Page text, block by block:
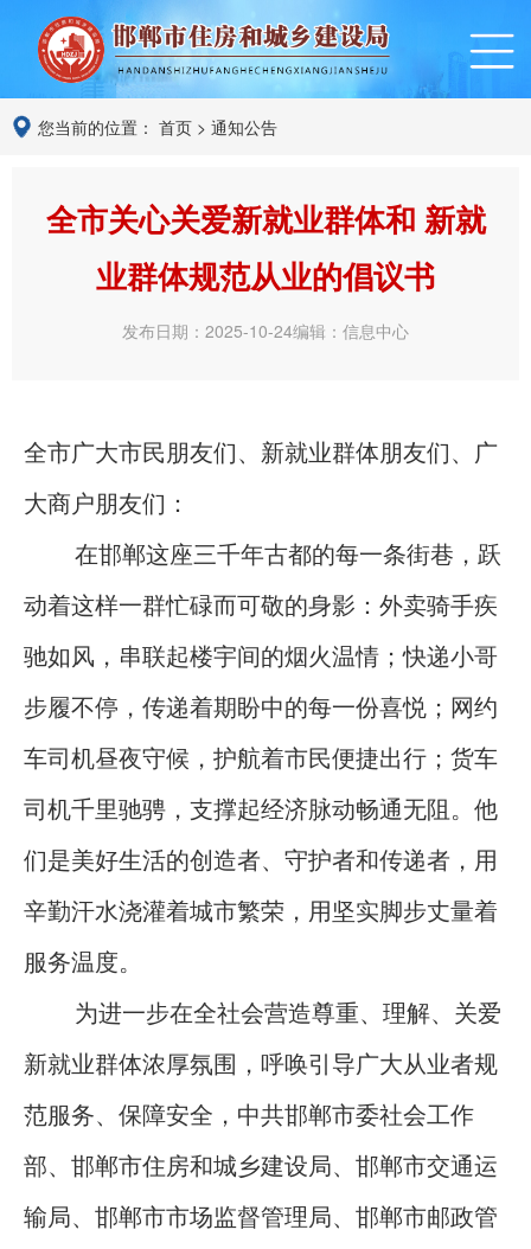
您当前的位置： 首页 > 通知公告
全市关心关爱新就业群体和 新就
业群体规范从业的倡议书
发布日期：2025-10-24编辑：信息中心
全市广大市民朋友们、新就业群体朋友们、广
大商户朋友们：
在邯郸这座三千年古都的每一条街巷，跃
动着这样一群忙碌而可敬的身影：外卖骑手疾
驰如风，串联起楼宇间的烟火温情；快递小哥
步履不停，传递着期盼中的每一份喜悦；网约
车司机昼夜守候，护航着市民便捷出行；货车
司机千里驰骋，支撑起经济脉动畅通无阻。他
们是美好生活的创造者、守护者和传递者，用
辛勤汗水浇灌着城市繁荣，用坚实脚步丈量着
服务温度。
为进一步在全社会营造尊重、理解、关爱
新就业群体浓厚氛围，呼唤引导广大从业者规
范服务、保障安全，中共邯郸市委社会工作
部、邯郸市住房和城乡建设局、邯郸市交通运
输局、邯郸市市场监督管理局、邯郸市邮政管